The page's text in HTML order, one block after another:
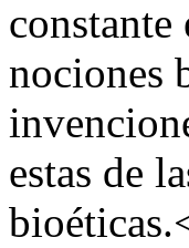
nociones
estas de